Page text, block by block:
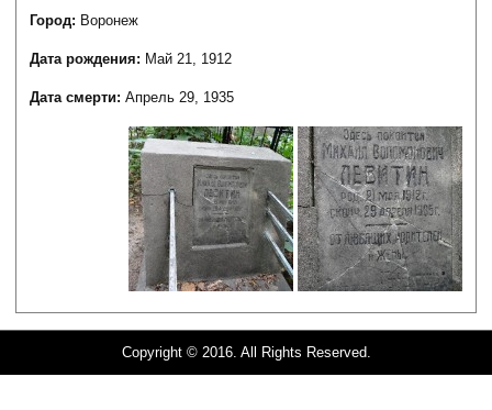
Город: Воронеж
Дата рождения: Май 21, 1912
Дата смерти:Апрель 29, 1935
Copyright © 2016. All Rights Reserved.